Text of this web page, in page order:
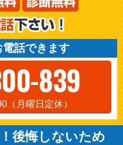
話できます
839
（月曜日定休）
後悔しないため